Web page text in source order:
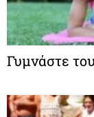
Γυμνάστε